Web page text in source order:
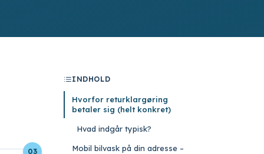
03
INDHOLD
Hvorfor returklargøring
betaler sig (helt konkret)
Hvad indgår typisk?
Mobil bilvask på din adresse –